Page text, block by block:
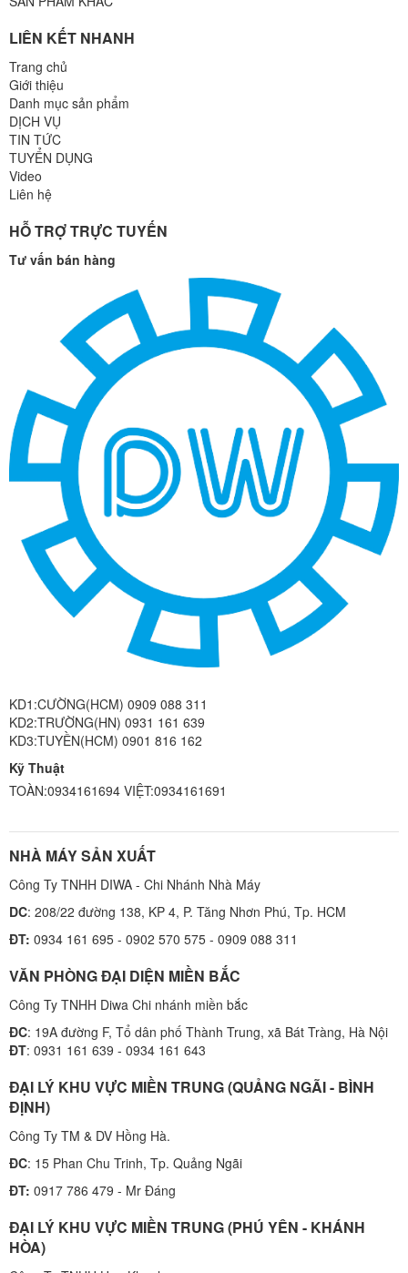
LIÊN KẾT NHANH
Trang chủ
Giới thiệu
Danh mục sản phẩm
DỊCH VỤ
TIN TỨC
TUYỂN DỤNG
Video
Liên hệ
HỖ TRỢ TRỰC TUYẾN
Tư vấn bán hàng
KD1:CƯỜNG(HCM) 0909 088 311
KD2:TRƯỜNG(HN) 0931 161 639
KD3:TUYỀN(HCM) 0901 816 162
Kỹ Thuật
TOÀN:0934161694 VIỆT:0934161691
NHÀ MÁY SẢN XUẤT
Công Ty TNHH DIWA - Chi Nhánh Nhà Máy
DC: 208/22 đường 138, KP 4, P. Tăng Nhơn Phú, Tp. HCM
ĐT: 0934 161 695 - 0902 570 575 - 0909 088 311
VĂN PHÒNG ĐẠI DIỆN MIỀN BẮC
Công Ty TNHH Diwa Chi nhánh miền bắc
ĐC: 19A đường F, Tổ dân phố Thành Trung, xã Bát Tràng, Hà Nội
ĐT: 0931 161 639 - 0934 161 643
ĐẠI LÝ KHU VỰC MIỀN TRUNG (QUẢNG NGÃI - BÌNH
ĐỊNH)
Công Ty TM & DV Hồng Hà.
ĐC: 15 Phan Chu Trinh, Tp. Quảng Ngãi
ĐT: 0917 786 479 - Mr Đáng
ĐẠI LÝ KHU VỰC MIỀN TRUNG (PHÚ YÊN - KHÁNH
HÒA)